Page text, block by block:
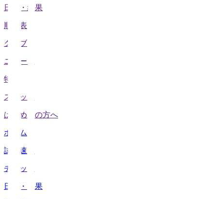
日程・結果
順位表
クラブ
ニュース
特集
スタッツ
はじめての方へ
ホーム
試合速報
チケット
日程・結果